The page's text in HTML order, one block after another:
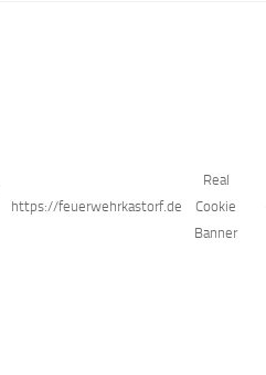
https://feuerwehrkastorf.de
Real
Cookie
Banner